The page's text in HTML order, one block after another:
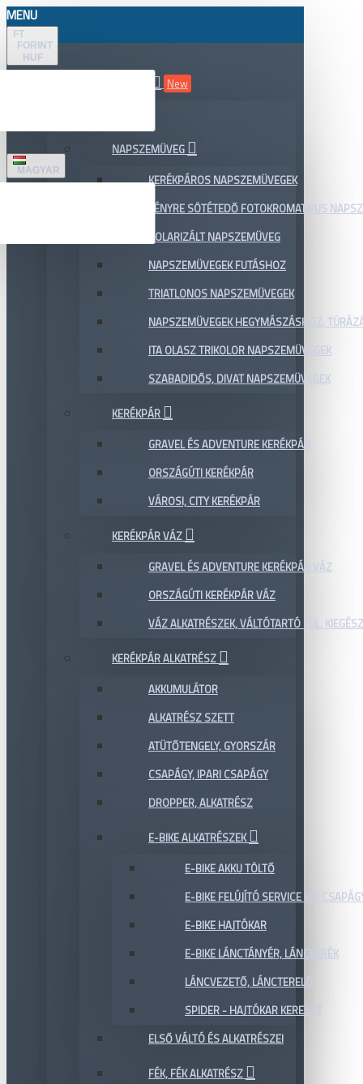
MENU
FT
FORINT
HUF
MAGYAR
New
NAPSZEMÜVEG
KERÉKPÁROS NAPSZEMÜVEGEK
FÉNYRE SÖTÉTEDŐ FOTOKROMATIKUS
POLARIZÁLT NAPSZEMÜVEG
NAPSZEMÜVEGEK FUTÁSHOZ
TRIATLONOS NAPSZEMÜVEGEK
NAPSZEMÜVEGEK HEGYMÁSZÁSHOZ,
ITA OLASZ TRIKOLOR NAPSZEMÜVEGEK
SZABADIDŐS, DIVAT NAPSZEMÜVEGEK
KERÉKPÁR
GRAVEL ÉS ADVENTURE KERÉKPÁR
ORSZÁGÚTI KERÉKPÁR
VÁROSI, CITY KERÉKPÁR
KERÉKPÁR VÁZ
GRAVEL ÉS ADVENTURE KERÉKPÁR VÁZ
ORSZÁGÚTI KERÉKPÁR VÁZ
VÁZ ALKATRÉSZEK, VÁLTÓTARTÓ FÜL,
KERÉKPÁR ALKATRÉSZ
AKKUMULÁTOR
ALKATRÉSZ SZETT
ATÜTŐTENGELY, GYORSZÁR
CSAPÁGY, IPARI CSAPÁGY
DROPPER, ALKATRÉSZ
E-BIKE ALKATRÉSZEK
E-BIKE AKKU TÖLTŐ
E-BIKE FELÚJÍTÓ SERVICE KIT,
E-BIKE HAJTÓKAR
E-BIKE LÁNCTÁNYÉR, LÁNCKERÉK
LÁNCVEZETŐ, LÁNCTERELŐ
SPIDER - HAJTÓKAR KERESZT
ELSŐ VÁLTÓ ÉS ALKATRÉSZEI
FÉK, FÉK ALKATRÉSZ